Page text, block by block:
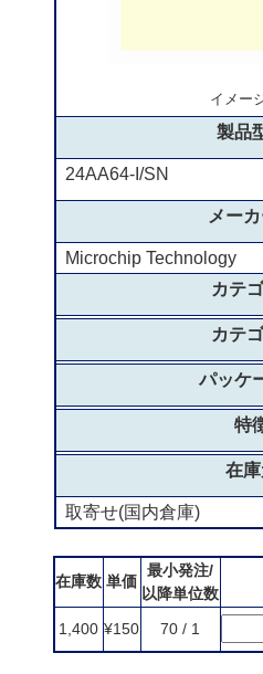
イメー
製品
24AA64-I/SN
メー
Microchip Technology
カテ
カテ
パッケ
特
在
取寄せ(国内倉庫)
在庫数 単価
最小発注/
以降単位数
1,400 ¥150 70 / 1